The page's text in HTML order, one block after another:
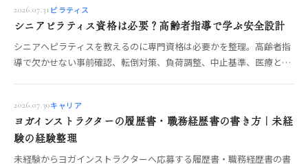
2026.07.31 ピラティス
シニアピラティス資格は必要？高齢者指導で学ぶ安全設計
シニアへピラティスを教えるのに専門資格は必要かを整理。高齢者指
導で欠かせない事前確認、転倒対策、負荷調整、中止基準、医療との
2026.07.30キャリア
ヨガインストラクターの履歴書・職務経歴書の書き方｜未経
験の経験整理
未経験からヨガインストラクターへ応募する履歴書・職務経歴書の書